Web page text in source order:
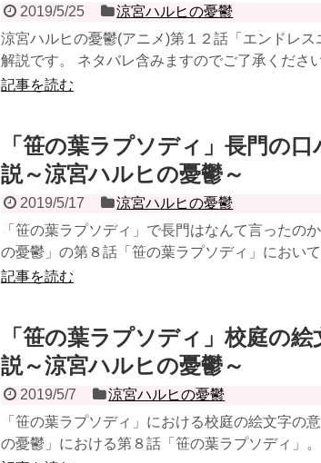
2019/5/25
涼宮ハルヒの憂鬱
涼宮ハルヒの憂鬱(アニメ)第１２話「エンドレス
解説です。 ネタバレ含みますのでご了承くださ
記事を読む
「笹の葉ラプソディ」長門の
説～涼宮ハルヒの憂鬱～
2019/5/17
涼宮ハルヒの憂鬱
「笹の葉ラプソディ」で長門はなんて言ったの
の憂鬱」の第８話「笹の葉ラプソディ」におい
記事を読む
「笹の葉ラプソディ」校庭の
説～涼宮ハルヒの憂鬱～
2019/5/7
涼宮ハルヒの憂鬱
「笹の葉ラプソディ」における校庭の絵文字の
の憂鬱」における第８話「笹の葉ラプソディ」